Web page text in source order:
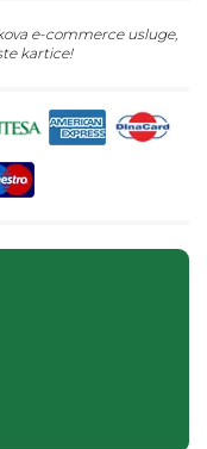
e-commerce usluge,
kartice!